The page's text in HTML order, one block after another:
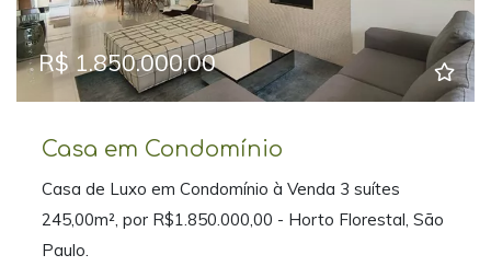
R$ 1.850.000,00
Casa em Condomínio
Casa de Luxo em Condomínio à Venda 3 suítes
245,00m², por R$1.850.000,00 - Horto Florestal, São
Paulo.